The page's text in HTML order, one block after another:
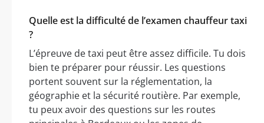
Quelle est la difficulté de l’examen chauffeur taxi
?
L’épreuve de taxi peut être assez difficile. Tu dois
bien te préparer pour réussir. Les questions
portent souvent sur la réglementation, la
géographie et la sécurité routière. Par exemple,
tu peux avoir des questions sur les routes